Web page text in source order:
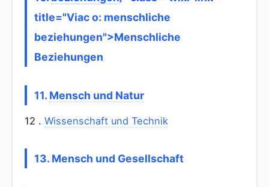
title="Viac o: menschliche
beziehungen">Menschliche
Beziehungen
11. Mensch und Natur
12 . Wissenschaft und Technik
13. Mensch und Gesellschaft